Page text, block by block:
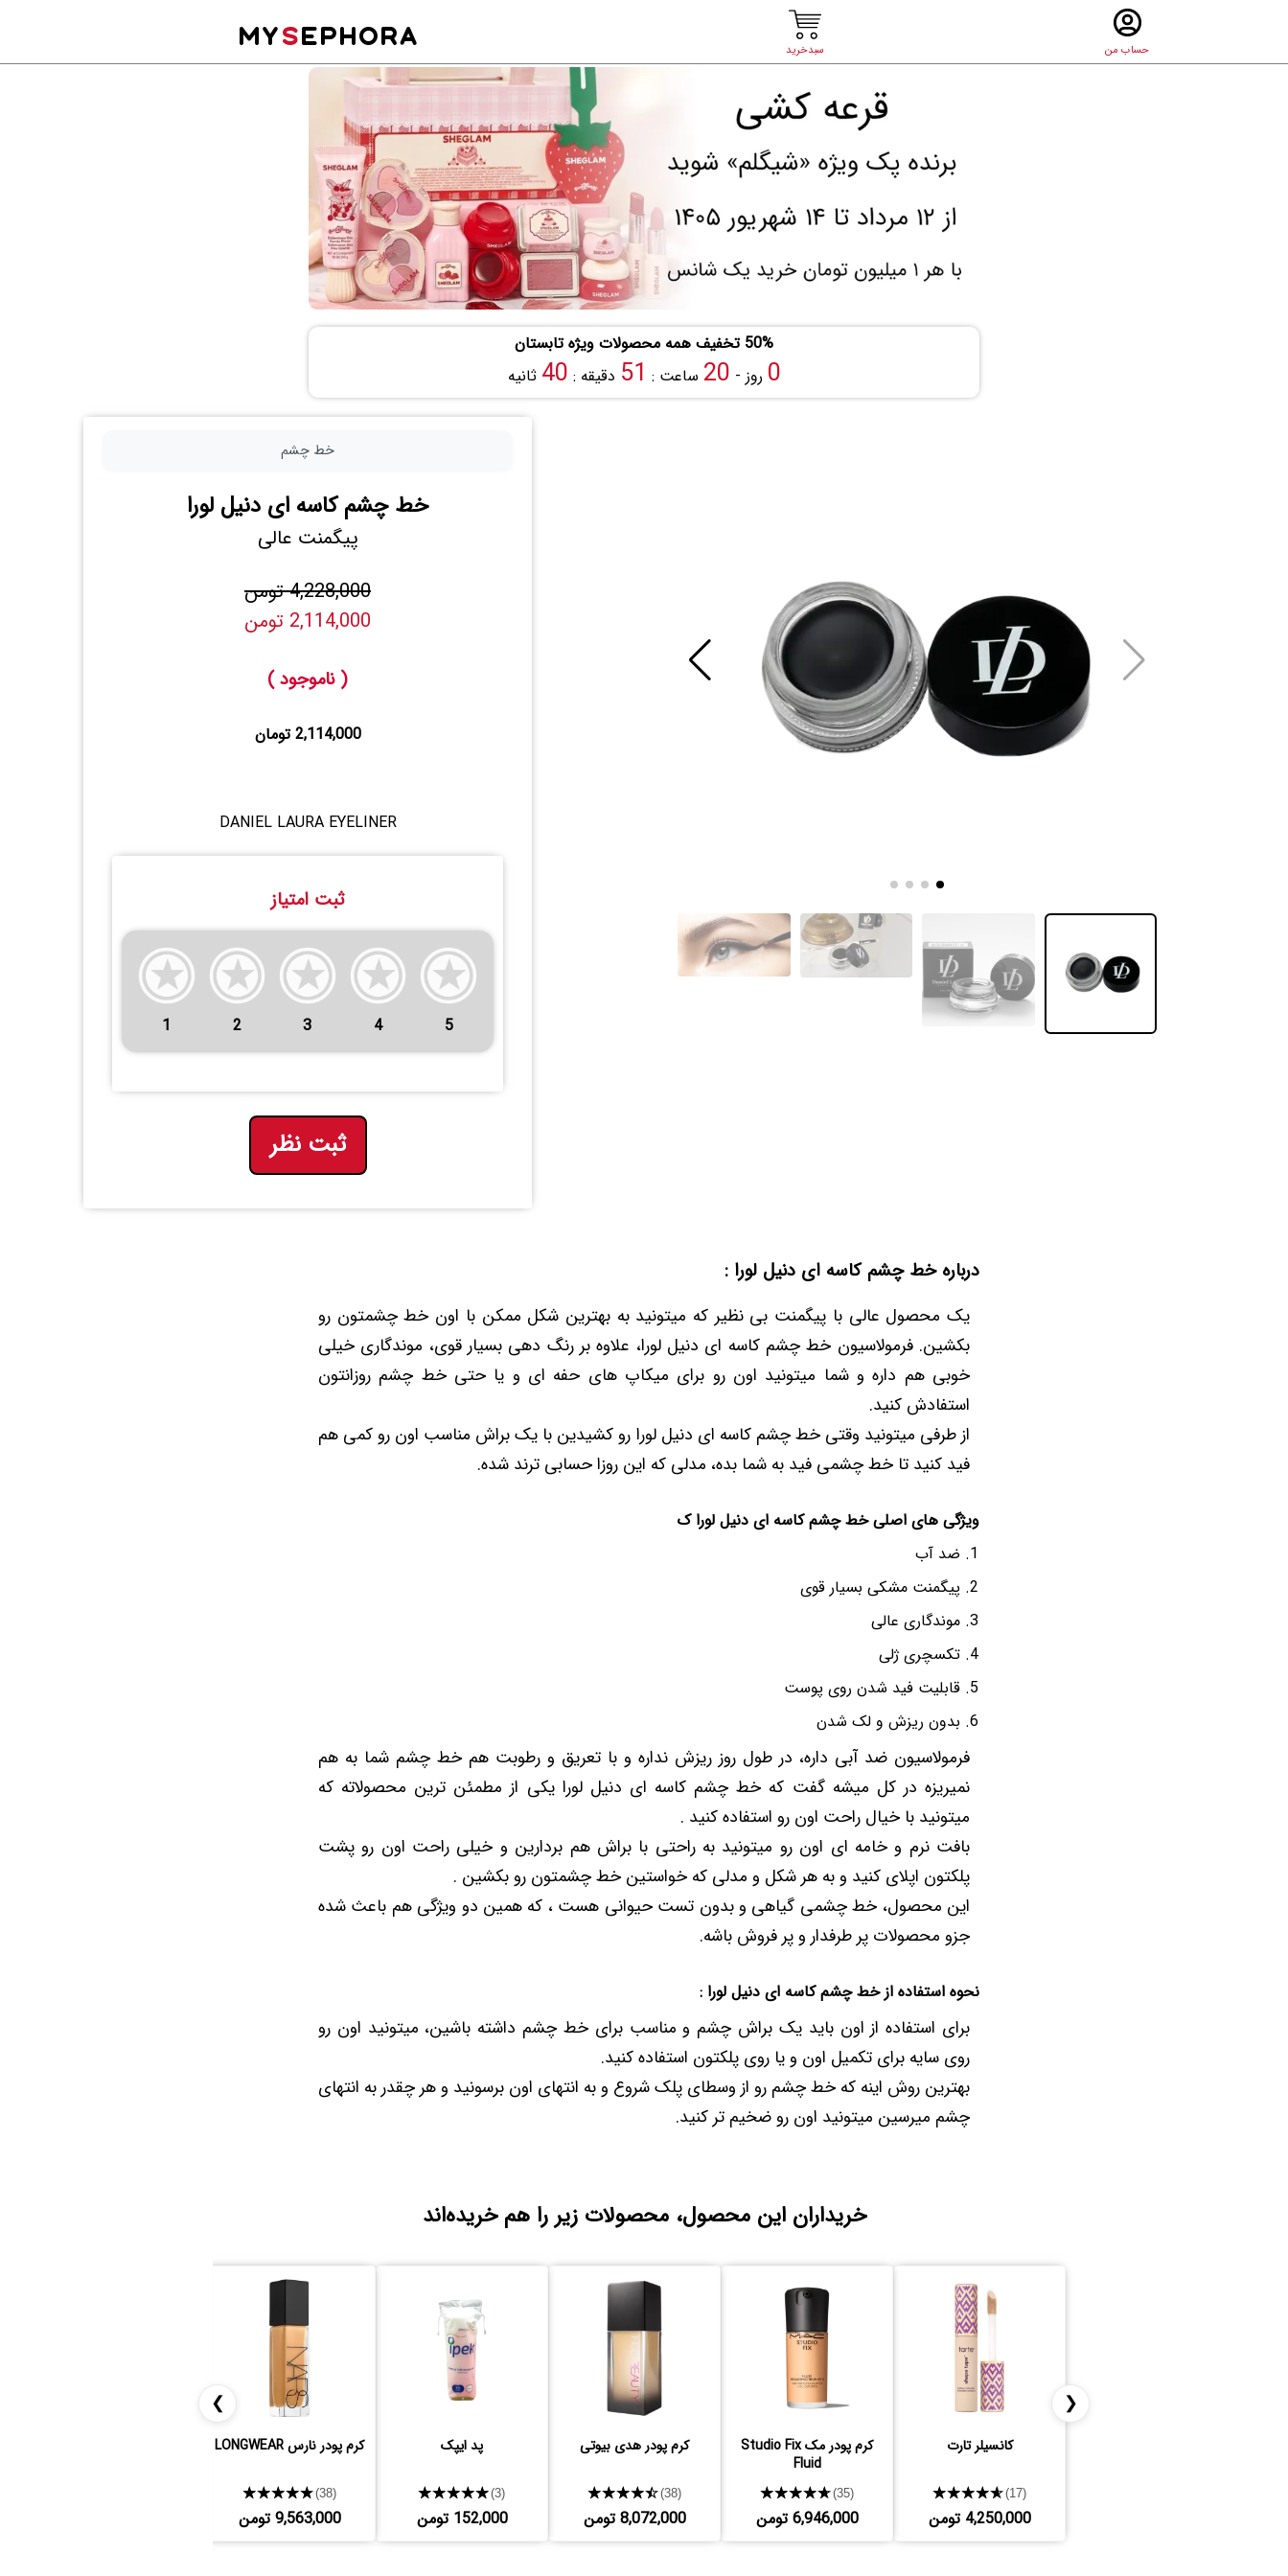
حساب من سبدخرید
MYSEPHORA
50% تخفیف همه محصولات ویژه تابستان
0 روز - 20 ساعت : 51 دقیقه : 39 ثانیه
خط چشم
خط چشم کاسه ای دنیل لورا
پیگمنت عالی
4,228,000 تومن
2,114,000 تومن
( ناموجود )
2,114,000 تومان
DANIEL LAURA EYELINER
ثبت امتیاز
1 2 3 4 5
ثبت نظر
درباره خط چشم کاسه ای دنیل لورا :
یک محصول عالی با پیگمنت بی نظیر که میتونید به بهترین شکل ممکن با اون خط چشمتون رو
بکشین. فرمولاسیون خط چشم کاسه ای دنیل لورا، علاوه بر رنگ دهی بسیار قوی، موندگاری خیلی
خوبی هم داره و شما میتونید اون رو برای میکاپ های حفه ای و یا حتی خط چشم روزانتون
استفادش کنید.
از طرفی میتونید وقتی خط چشم کاسه ای دنیل لورا رو کشیدین با یک براش مناسب اون رو کمی هم
فید کنید تا خط چشمی فید به شما بده، مدلی که این روزا حسابی ترند شده.
ویژگی های اصلی خط چشم کاسه ای دنیل لورا ک
ضد آب
پیگمنت مشکی بسیار قوی
موندگاری عالی
تکسچری ژلی
قابلیت فید شدن روی پوست
بدون ریزش و لک شدن
فرمولاسیون ضد آبی داره، در طول روز ریزش نداره و با تعریق و رطوبت هم خط چشم شما به هم
نمیریزه در کل میشه گفت که خط چشم کاسه ای دنیل لورا یکی از مطمئن ترین محصولاته که
میتونید با خیال راحت اون رو استفاده کنید .
بافت نرم و خامه ای اون رو میتونید به راحتی با براش هم بردارین و خیلی راحت اون رو پشت
پلکتون اپلای کنید و به هر شکل و مدلی که خواستین خط چشمتون رو بکشین .
این محصول، خط چشمی گیاهی و بدون تست حیوانی هست ، که همین دو ویژگی هم باعث شده
جزو محصولات پر طرفدار و پر فروش باشه.
نحوه استفاده از خط چشم کاسه ای دنیل لورا :
برای استفاده از اون باید یک براش چشم و مناسب برای خط چشم داشته باشین، میتونید اون رو
روی سایه برای تکمیل اون و یا روی پلکتون استفاده کنید.
بهترین روش اینه که خط چشم رو از وسطای پلک شروع و به انتهای اون برسونید و هر چقدر به انتهای
چشم میرسین میتونید اون رو ضخیم تر کنید.
خریداران این محصول، محصولات زیر را هم خریده‌اند
❮
کانسیلر تارت
★★★★★(17)
4,250,000 تومن
کرم پودر مک Studio Fix
Fluid
★★★★★(35)
6,946,000 تومن
کرم پودر هدی بیوتی
★★★★★(38)
8,072,000 تومن
پد ایپک
★★★★★(3)
152,000 تومن
کرم پودر نارس LONGWEAR
★★★★★(38)
9,563,000 تومن
❯